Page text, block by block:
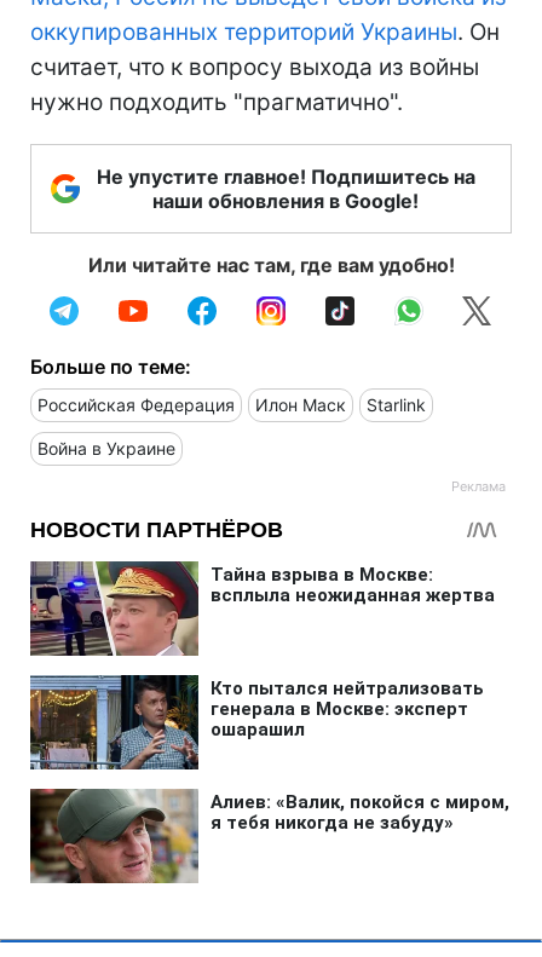
оккупированных территорий Украины. Он
считает, что к вопросу выхода из войны
нужно подходить "прагматично".
Не упустите главное! Подпишитесь на
наши обновления в Google!
Или читайте нас там, где вам удобно!
Больше по теме:
Российская Федерация Илон Маск Starlink
Война в Украине